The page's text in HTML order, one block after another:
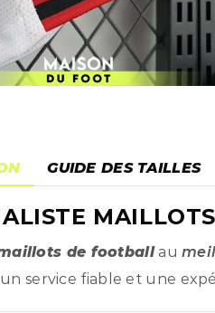
GUIDE DES TAILLES
de footballau
service fiable et une